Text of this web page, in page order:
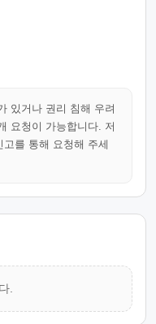
있거나 권리 침해 우려
요청이 가능합니다. 저
를 통해 요청해 주세
.